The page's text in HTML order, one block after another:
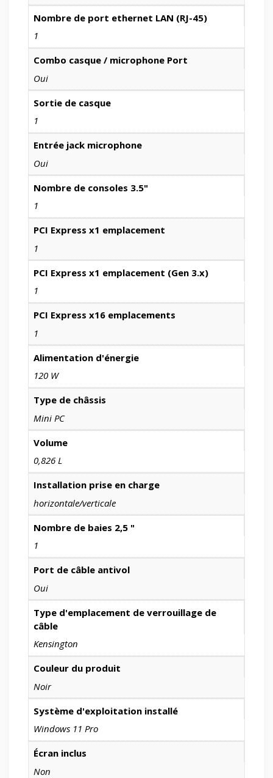
Nombre de port ethernet LAN (RJ-45)
1
Combo casque / microphone Port
Oui
Sortie de casque
1
Entrée jack microphone
Oui
Nombre de consoles 3.5"
1
PCI Express x1 emplacement
1
PCI Express x1 emplacement (Gen 3.x)
1
PCI Express x16 emplacements
1
Alimentation d'énergie
120 W
Type de châssis
Mini PC
Volume
0,826 L
Installation prise en charge
horizontale/verticale
Nombre de baies 2,5 "
1
Port de câble antivol
Oui
Type d'emplacement de verrouillage de
câble
Kensington
Couleur du produit
Noir
Système d'exploitation installé
Windows 11 Pro
Écran inclus
Non